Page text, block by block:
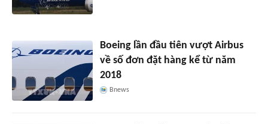
Boeing lần đầu tiên vượt Airbus
về số đơn đặt hàng kể từ năm
2018
Bnews